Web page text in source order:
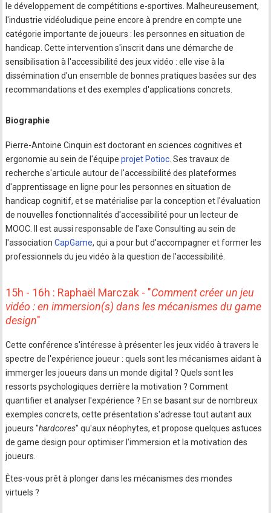
le développement de compétitions e-sportives. Malheureusement,
l'industrie vidéoludique peine encore à prendre en compte une
catégorie importante de joueurs : les personnes en situation de
handicap. Cette intervention s'inscrit dans une démarche de
sensibilisation à l'accessibilité des jeux vidéo : elle vise à la
dissémination d'un ensemble de bonnes pratiques basées sur des
recommandations et des exemples d'applications concrets.
Biographie
Pierre-Antoine Cinquin est doctorant en sciences cognitives et
ergonomie au sein de l'équipeprojet Potioc . Ses travaux de
recherche s'articule autour de l'accessibilité des plateformes
d'apprentissage en ligne pour les personnes en situation de
handicap cognitif, et se matérialise par la conception et l'évaluation
de nouvelles fonctionnalités d'accessibilité pour un lecteur de
MOOC. Il est aussi responsable de l'axe Consulting au sein de
l'associationCapGame, qui a pour but d'accompagner et former les
professionnels du jeu vidéo à la question de l'accessibilité.
15h - 16h : Raphaël Marczak - "Comment créer un jeu
vidéo : en immersion(s) dans les mécanismes du game
design"
Cette conférence s'intéresse à présenter les jeux vidéo à travers le
spectre de l'expérience joueur : quels sont les mécanismes aidant à
immerger les joueurs dans un monde digital ? Quels sont les
ressorts psychologiques derrière la motivation ? Comment
quantifier et analyser l'expérience ? En se basant sur de nombreux
exemples concrets, cette présentation s'adresse tout autant aux
joueurs "hardcores" qu'aux néophytes, et propose quelques astuces
de game design pour optimiser l'immersion et la motivation des
joueurs.
Êtes-vous prêt à plonger dans les mécanismes des mondes
virtuels ?